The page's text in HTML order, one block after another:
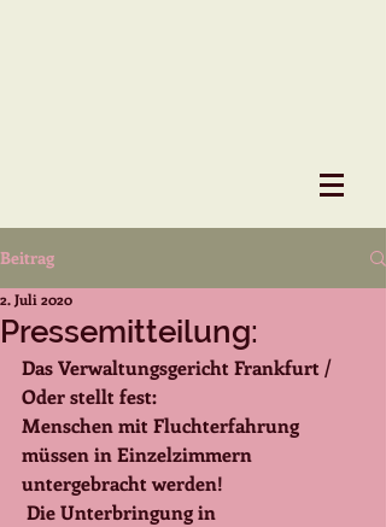
Beitrag
Pressemitteilung:
2. Juli 2020
Das Verwaltungsgericht Frankfurt /
Oder stellt fest:
Menschen mit Fluchterfahrung
müssen in Einzelzimmern
untergebracht werden!